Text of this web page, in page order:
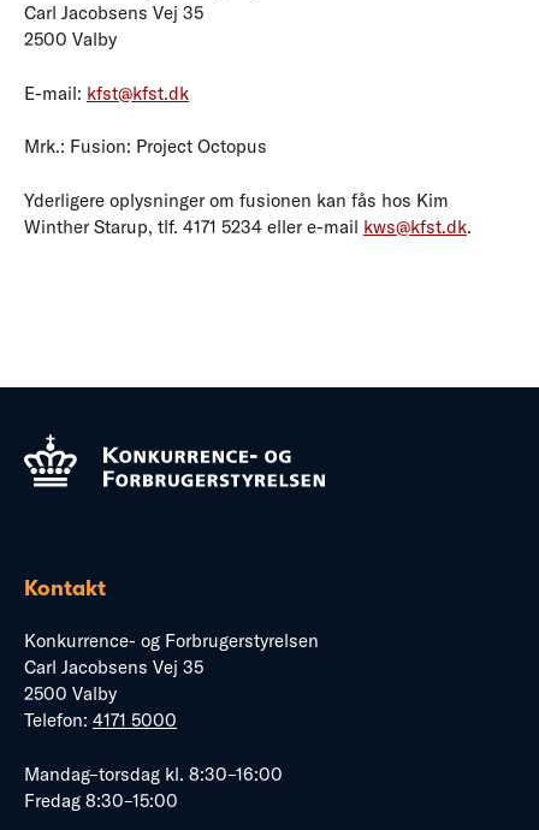
Carl Jacobsens Vej 35
2500 Valby
E-mail: kfst@kfst.dk
Mrk.: Fusion: Project Octopus
Yderligere oplysninger om fusionen kan fås hos Kim
Winther Starup, tlf. 4171 5234 eller e-mail kws@kfst.dk.
Kontakt
Konkurrence- og Forbrugerstyrelsen
Carl Jacobsens Vej 35
2500 Valby
Telefon: 4171 5000
Mandag–torsdag kl. 8:30–16:00
Fredag 8:30–15:00